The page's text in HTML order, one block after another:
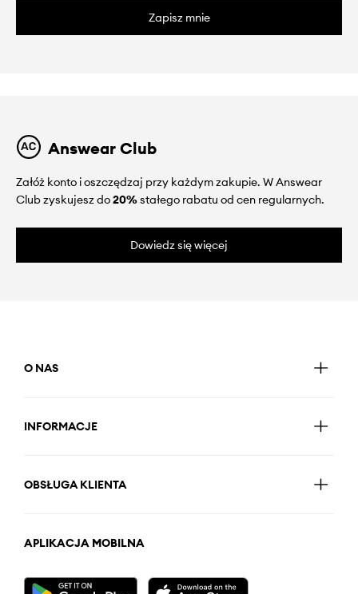
Zapisz mnie
Answear Club
Załóż konto i oszczędzaj przy każdym zakupie. W Answear
Club zyskujesz do20%stałego rabatu od cen regularnych.
Dowiedz się więcej
O NAS
INFORMACJE
OBSŁUGA KLIENTA
APLIKACJA MOBILNA